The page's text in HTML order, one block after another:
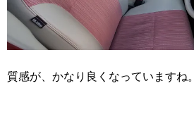
質感が、かなり良くなっていますね。